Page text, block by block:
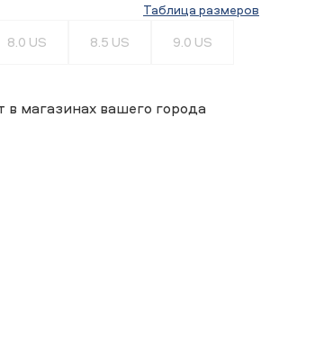
Таблица размеров
8.0 US 8.5 US 9.0 US
в магазинах вашего города